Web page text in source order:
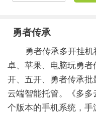
勇者传承
勇者传承多开挂
卓、苹果、电脑玩勇
开、五开、勇者传承
云端智能托管。《多
个版本的手机系统，